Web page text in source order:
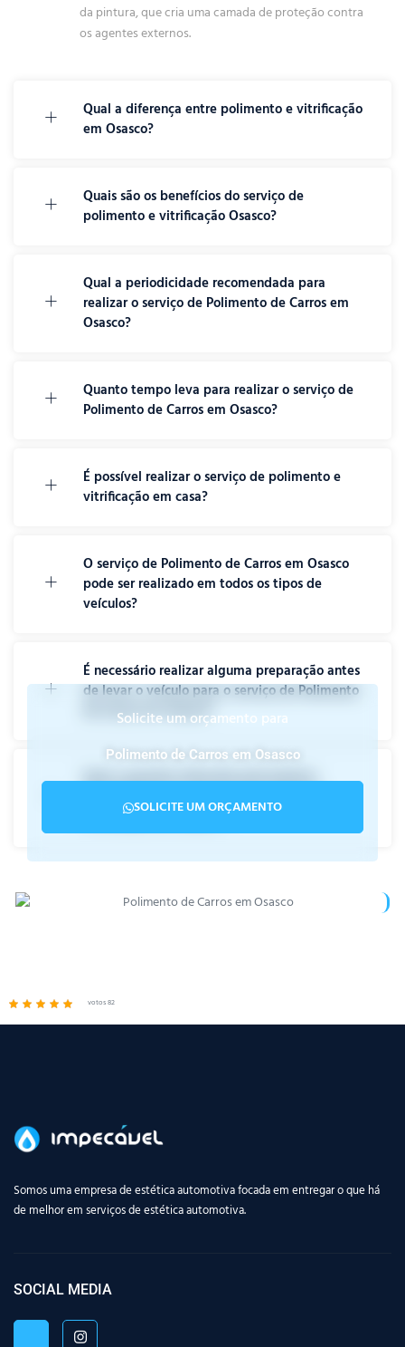
Solicite um orçamento para
Polimento de Carros em Osasco
SOLICITE UM ORÇAMENTO
da pintura, que cria uma camada de proteção contra
os agentes externos.
Qual a diferença entre polimento e vitrificação
em Osasco?
Quais são os benefícios do serviço de
polimento e vitrificação Osasco?
Qual a periodicidade recomendada para
realizar o serviço de Polimento de Carros em
Osasco?
Quanto tempo leva para realizar o serviço de
Polimento de Carros em Osasco?
É possível realizar o serviço de polimento e
vitrificação em casa?
O serviço de Polimento de Carros em Osasco
pode ser realizado em todos os tipos de
veículos?
É necessário realizar alguma preparação antes
de levar o veículo para o serviço de Polimento
de Carros em Osasco?
Qual a garantia oferecida pela Estetica
Impecável para o serviço de polimento e
vitrificação em Osasco?
votos 82
Somos uma empresa de estética automotiva focada em entregar o que há
de melhor em serviços de estética automotiva.
SOCIAL MEDIA